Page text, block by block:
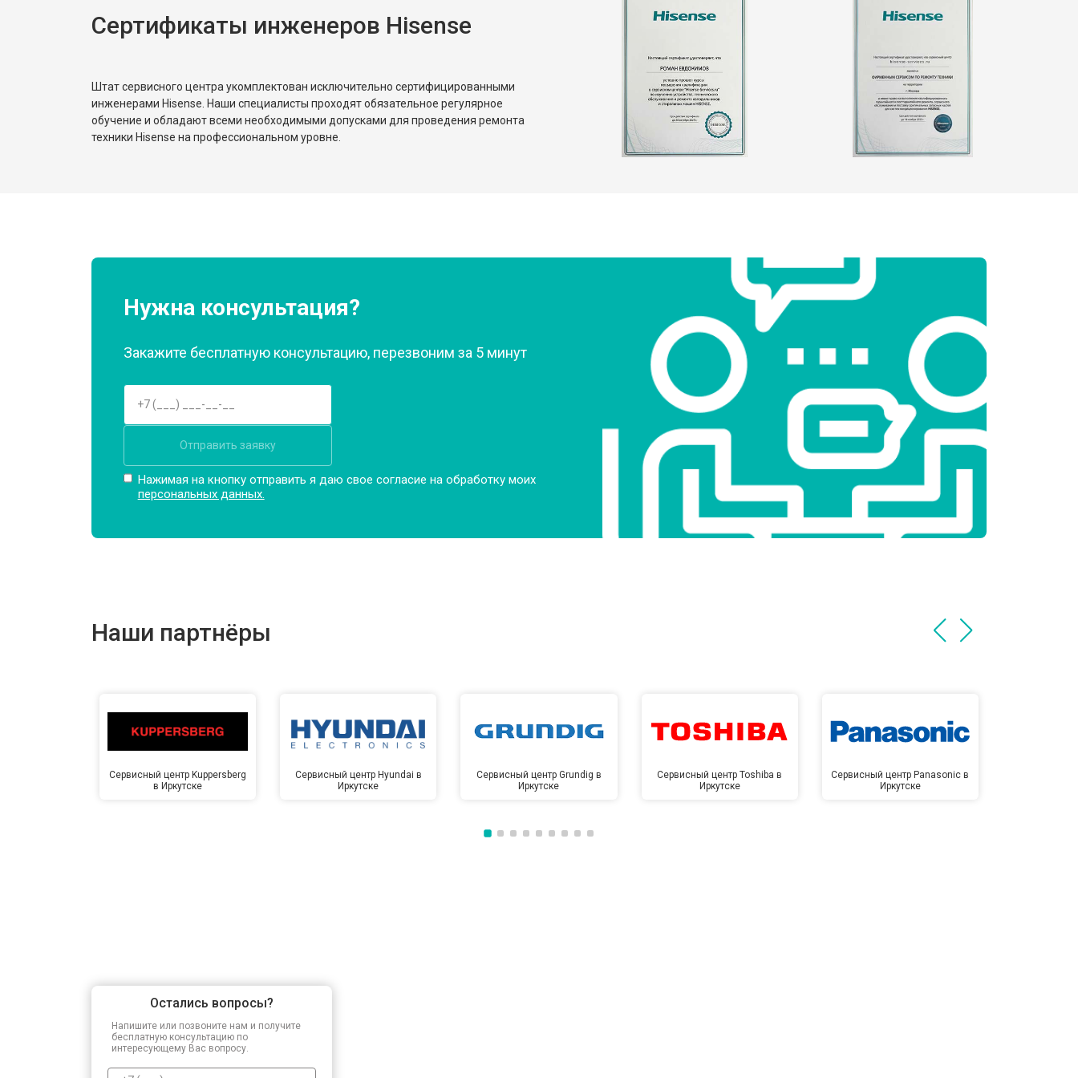
Замена реле от 2550 ₽ Заказать
от 1900 ₽ Заказать
Сертификаты инженеров Hisense
Штат сервисного центра укомплектован исключительно сертифицированными
инженерами Hisense. Наши специалисты проходят обязательное регулярное
обучение и обладают всеми необходимыми допусками для проведения ремонта
техники Hisense на профессиональном уровне.
Нужна консультация?
Закажите бесплатную консультацию, перезвоним за 5 минут
Отправить заявку
Нажимая на кнопку отправить я даю свое согласие на обработку моих
персональных данных.
Наши партнёры
Сервисный центр Kuppersberg
в Иркутске
Сервисный центр Hyundai в
Иркутске
Сервисный центр Grundig в
Иркутске
Сервисный центр Toshiba в
Иркутске
Сервисный центр Panasonic в
Иркутске
Остались вопросы?
Напишите или позвоните нам и получите
бесплатную консультацию по
интересующему Вас вопросу.